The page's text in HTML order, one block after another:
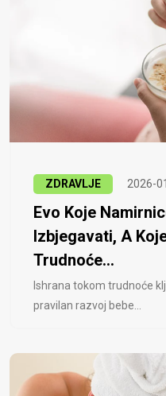
ZDRAVLJE 2026-
Evo Koje
Izbjegavati, A
Trudnoće...
Ishrana tokom trudnoće
pravilan razvoj bebe...